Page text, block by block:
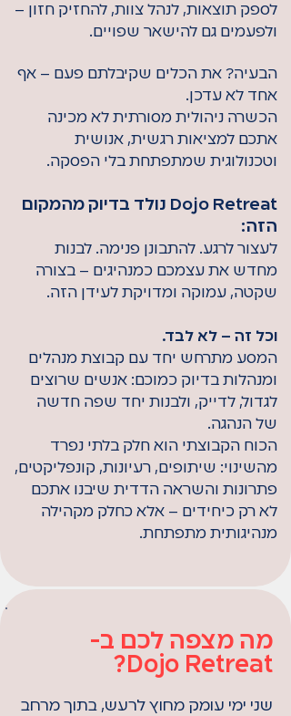
לספק תוצאות, לנהל צוות, להחזיק חזון –
ולפעמים גם להישאר שפויים.
הבעיה? את הכלים שקיבלתם פעם – אף
אחד לא עדכן.
הכשרה ניהולית מסורתית לא מכינה
אתכם למציאות רגשית, אנושית
וטכנולוגית שמתפתחת בלי הפסקה.
Dojo Retreat נולד בדיוק מהמקום
הזה:
לעצור לרגע. להתבונן פנימה. לבנות
מחדש את עצמכם כמנהיגים – בצורה
שקטה, עמוקה ומדויקת לעידן הזה.
וכל זה – לא לבד.
המסע מתרחש יחד עם קבוצת מנהלים
ומנהלות בדיוק כמוכם: אנשים שרוצים
לגדול, לדייק, ולבנות יחד שפה חדשה
של הנהגה.
הכוח הקבוצתי הוא חלק בלתי נפרד
מהשינוי: שיתופים, רעיונות, קונפליקטים,
פתרונות והשראה הדדית שיבנו אתכם
לא רק כיחידים – אלא כחלק מקהילה
מנהיגותית מתפתחת.
מה מצפה לכם ב-
Dojo Retreat?
שני ימי עומק מחוץ לרעש, בתוך מרחב